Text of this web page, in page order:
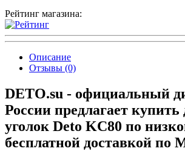
Рейтинг магазина:
Описание
Отзывы (0)
DETO.su - официальный
России предлагает
уголок Deto KC80 по
бесплатной доставкой